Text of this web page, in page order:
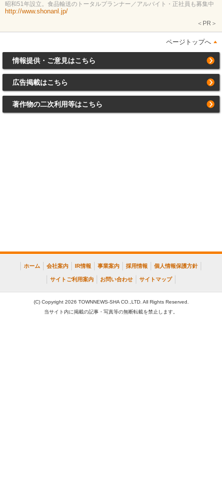
昭和51年設立。食品輸送のトータルプランナー／アルバイト・正社員も募集中
http://www.shonanl.jp/
＜PR＞
ページトップへ
情報提供・ご意見はこちら
広告掲載はこちら
著作物の二次利用等はこちら
ホーム 会社案内 IR情報 事業案内 採用情報 個人情報保護方針
サイトご利用案内 お問い合わせ サイトマップ
(C) Copyright 2026 TOWNNEWS-SHA CO.,LTD. All Rights Reserved.
当サイト内に掲載の記事・写真等の無断転載を禁止します。